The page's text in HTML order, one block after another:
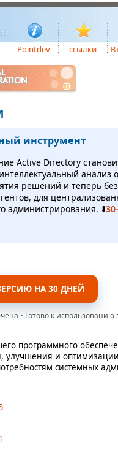
Pointdev ссылки
инструмент
Active Directory
анализ
решений и теперь
для
администрирования. ⬇️
НА 30 ДНЕЙ
• Готово к использованию
программного
улучшения и
системных